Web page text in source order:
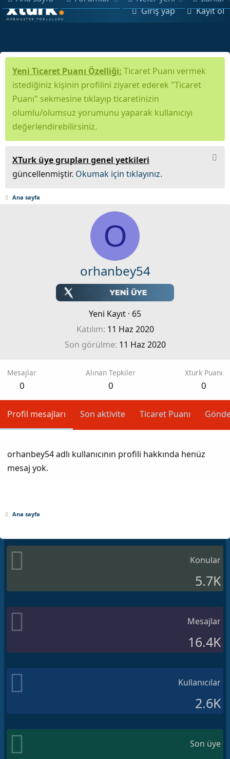
Giriş yap Kayıt ol
Yeni Ticaret Puanı Özelliği: Ticaret Puanı vermek
istediğiniz kişinin profilini ziyaret ederek "Ticaret
Puanı" sekmesine tıklayıp ticaretinizin
olumlu/olumsuz yorumunu yaparak kullanıcıyı
değerlendirebilirsiniz.
XTurk üye grupları genel yetkileri
güncellenmiştir. Okumak için tıklayınız.
Ana sayfa
O
orhanbey54
Yeni Kayıt · 65
Katılım 11 Haz 2020
Son görülme 11 Haz 2020
Mesajlar
0
Alınan Tepkiler
0
Xturk Puanı
0
Profil mesajları Son aktivite Ticaret Puanı
orhanbey54 adlı kullanıcının profili hakkında henüz
mesaj yok.
Ana sayfa
Konular
5.7K
Mesajlar
16.4K
Kullanıcılar
2.6K
Son üye